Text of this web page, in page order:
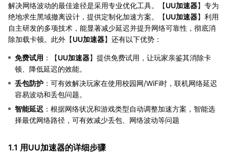
解决网络波动的最佳途径是采用专业优化工具。【UU加速器】专为
绝地求生黑域撤离设计，提供定制化加速方案。【UU加速器】利用
自主研发的多项技术，能显著减少延迟并提升网络可靠性，彻底消
除加载卡顿。此外【UU加速器】还有以下优势：
免费试用 ：【UU加速器】提供免费试用，让玩家亲鉴其消除卡
顿、降低延迟的效能。
丢包防护 ：可有效解决玩家在使用校园网/WiFi时，联机网络延迟
容易波动和丢包问题。
智能延迟 ：根据网络状况和游戏类型自动调整加速方案，智能选
择最优网络路径，可有效减少丢包、网络波动等问题
1.1 用UU加速器的详细步骤